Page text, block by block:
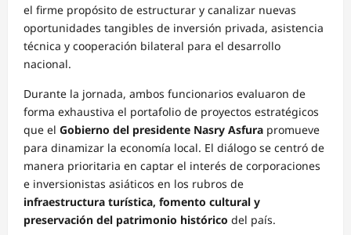
el firme propósito de estructurar y canalizar nuevas
oportunidades tangibles de inversión privada, asistencia
técnica y cooperación bilateral para el desarrollo
nacional.
Durante la jornada, ambos funcionarios evaluaron de
forma exhaustiva el portafolio de proyectos estratégicos
que el Gobierno del presidente Nasry Asfura promueve
para dinamizar la economía local. El diálogo se centró de
manera prioritaria en captar el interés de corporaciones
e inversionistas asiáticos en los rubros de
infraestructura turística, fomento cultural y
preservación del patrimonio histórico del país.